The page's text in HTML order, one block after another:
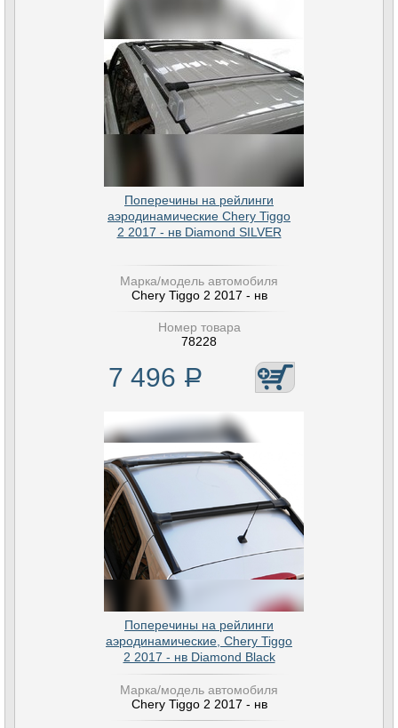
Поперечины на рейлинги
аэродинамические Chery Tiggo
2 2017 - нв Diamond SILVER
Марка/модель автомобиля
Chery Tiggo 2 2017 - нв
Номер товара
78228
7 496 Р
Поперечины на рейлинги
аэродинамические, Chery Tiggo
2 2017 - нв Diamond Black
Марка/модель автомобиля
Chery Tiggo 2 2017 - нв